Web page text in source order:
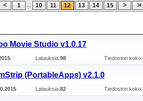
1 ... 10 11 12 13 14 15
Movie Studio v1.0.17
Latauksia:98 Tiedoston koko:
(PortableApps) v2.1.0
Latauksia:82 Tiedoston koko: